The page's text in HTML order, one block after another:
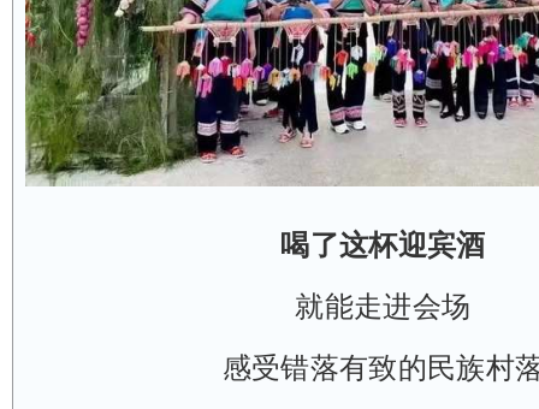
喝了这杯迎宾酒
就能走进会场
感受错落有致的民族村